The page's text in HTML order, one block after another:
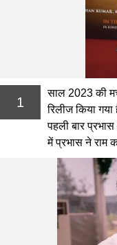
1
साल 2023 की
रिलीज किया
पहली बार
में प्रभास ने राम